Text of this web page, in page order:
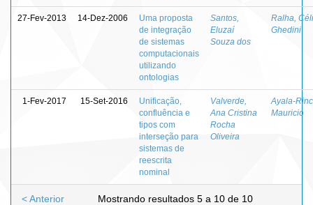
27-Fev-2013 14-Dez-2006
Uma proposta
de integração
de sistemas
computacionais
utilizando
ontologias
Santos,
Eluzaí
Souza dos
Ralha,
Ghedini
1-Fev-2017 15-Set-2016
Unificação,
confluência e
tipos com
interseção para
sistemas de
reescrita
nominal
Valverde,
Ana Cristina
Rocha
Oliveira
Ayala-
Mauricio
Mostrando resultados 5 a 10 de 10
< Anterior